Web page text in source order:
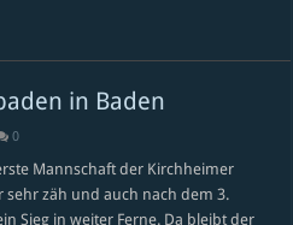
in Baden
0
Mannschaft der Kirchheimer
sehr zäh und auch nach dem 3.
Sieg in weiter Ferne. Da bleibt der